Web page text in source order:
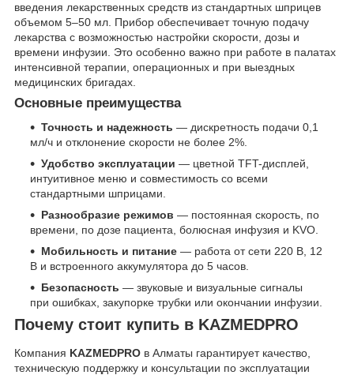
введения лекарственных средств из стандартных шприцев
объемом 5–50 мл. Прибор обеспечивает точную подачу
лекарства с возможностью настройки скорости, дозы и
времени инфузии. Это особенно важно при работе в палатах
интенсивной терапии, операционных и при выездных
медицинских бригадах.
Основные преимущества
Точность и надежность — дискретность подачи 0,1
мл/ч и отклонение скорости не более 2%.
Удобство эксплуатации — цветной TFT-дисплей,
интуитивное меню и совместимость со всеми
стандартными шприцами.
Разнообразие режимов — постоянная скорость, по
времени, по дозе пациента, болюсная инфузия и KVO.
Мобильность и питание — работа от сети 220 В, 12
В и встроенного аккумулятора до 5 часов.
Безопасность — звуковые и визуальные сигналы
при ошибках, закупорке трубки или окончании инфузии.
Почему стоит купить в KAZMEDPRO
Компания KAZMEDPRO в Алматы гарантирует качество,
техническую поддержку и консультации по эксплуатации